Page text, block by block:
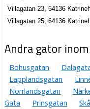
Villagatan 23, 64136
Villagatan 25, 64136
Andra gator
Bohusgatan
Lapplandsgatan
Norrlandsgatan
Gata
Prinsgatan